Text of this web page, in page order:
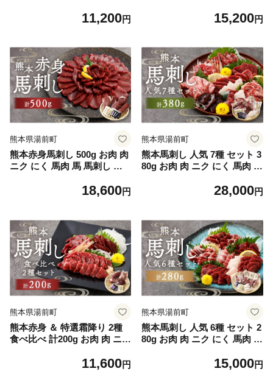
本県産 赤身 高タンパク 低脂
11,200円
本県産 赤身 高タンパク 低脂
15,200円
熊本県湯前町
熊本赤身馬刺し 500g お肉 肉
ニク にく 馬肉 馬 馬刺し 馬
本県産 赤身 高タンパク 低脂
18,600円
熊本県湯前町
熊本馬刺し 人気 7種 セット 3
80g お肉 肉 ニク にく 馬肉 馬
酌 国産 熊本県産 贅沢 詰め合
ー ヒモ上 冷凍
28,000円
熊本県湯前町
熊本赤身 ＆ 特選霜降り 2種
食べ比べ 計200g お肉 肉 ニク
油小袋付き 晩酌 国産 熊本県
11,600円
熊本県湯前町
熊本馬刺し 人気 6種 セット 2
80g お肉 肉 ニク にく 馬肉 馬
め合わせ 食べ比べ 上赤身馬
15,000円